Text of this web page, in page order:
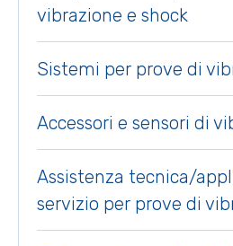
vibrazione e shock
Sistemi per prove di
Accessori e sensori di
Assistenza tecnica/
servizio per prove di